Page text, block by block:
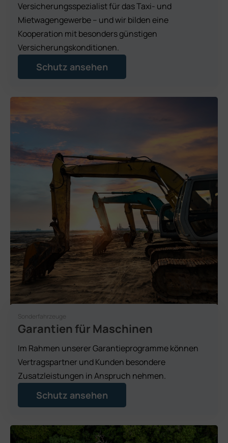
Versicherungsspezialist für das Taxi- und
Mietwagengewerbe – und wir bilden eine
Kooperation mit besonders günstigen
Versicherungskonditionen.
Schutz ansehen
Sonderfahrzeuge
Garantien für Maschinen
Im Rahmen unserer Garantieprogramme können
Vertragspartner und Kunden besondere
Zusatzleistungen in Anspruch nehmen.
Schutz ansehen